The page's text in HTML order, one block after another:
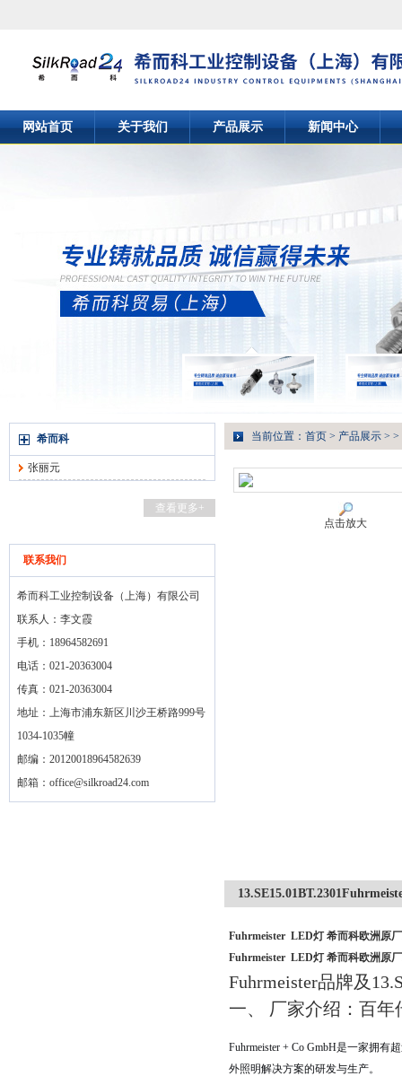
网站首页 关于我们 产品展示 新闻中心
希而科
张丽元
查看更多+
联系我们
希而科工业控制设备（上海）有限公司
联系人：李文霞
手机：18964582691
电话：021-20363004
传真：021-20363004
地址：上海市浦东新区川沙王桥路999号
1034-1035幢
邮编：20120018964582639
邮箱： office@silkroad24.com
当前位置： 首页 > 产品展示 > >
点击放大
Fuhrmeister LED灯 希而科欧洲原
Fuhrmeister LED灯 希而科欧洲原
Fuhrmeister品牌及
一、 厂家介绍：百
Fuhrmeister + Co GmbH是一家拥
外照明解决方案的研发与生产。